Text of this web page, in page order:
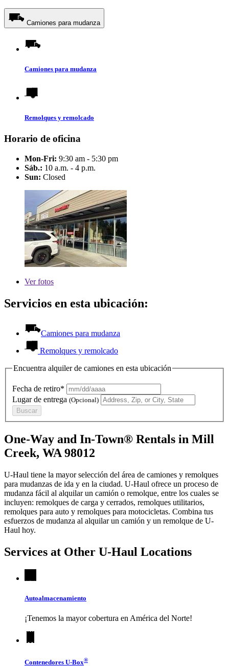
Camiones para mudanza
Camiones para mudanza
Remolques y remolcado
Horario de oficina
Mon-Fri: 9:30 am - 5:30 pm
Sáb.: 10 a.m. - 4 p.m.
Sun: Closed
Verfotos
Servicios en esta ubicación:
Camiones para mudanza
Remolques y remolcado
Encuentra alquiler de camiones en esta ubicación
Fecha de retiro*
Lugar de entrega (Opcional)
Buscar
One-Way and In-Town® Rentals in Mill
Creek, WA 98012
U-Haul tiene la mayor selección del área de camiones y remolques
para mudanzas de ida y en la ciudad. U-Haul ofrece un proceso de
mudanza fácil al alquilar un camión o remolque, entre los cuales se
incluyen: remolques de carga y cerrados, remolques utilitarios,
remolques para auto y remolques para motocicletas. Combina tus
esfuerzos de mudanza al alquilar un camión y un remolque de U-
Haul hoy.
Services at Other U-Haul Locations
Autoalmacenamiento
¡Tenemos la mayor cobertura en América del Norte!
Contenedores U-Box®